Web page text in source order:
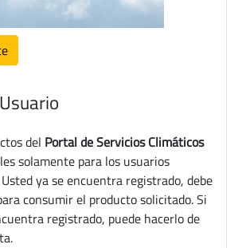
del Portal de Servicios Climáticos
solamente para los usuarios
ya se encuentra registrado, debe
consumir el producto solicitado. Si
registrado, puede hacerlo de